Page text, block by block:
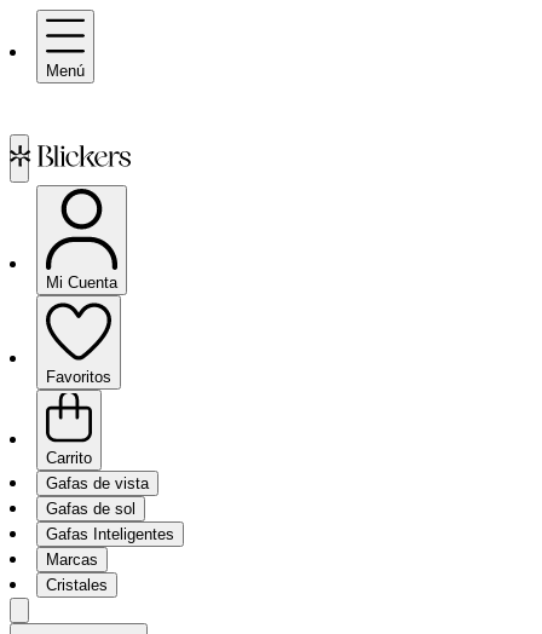
Menú
Mi Cuenta
Favoritos
Carrito
Gafas de vista
Gafas de sol
Gafas Inteligentes
Marcas
Cristales